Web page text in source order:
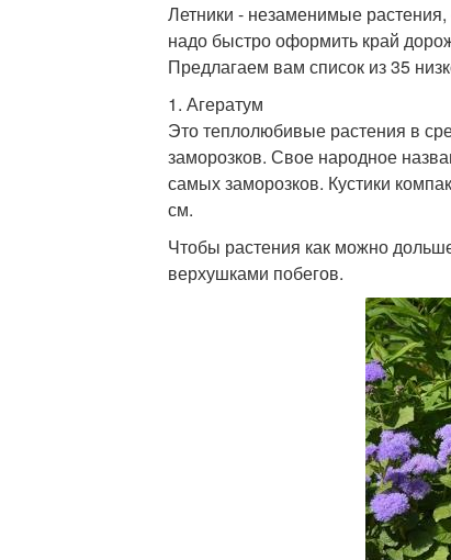
Летники - незаменимые
надо быстро оформить край
Предлагаем вам список из 35
1. Агератум
Это теплолюбивые растения в
заморозков. Свое народное
самых заморозков. Кустики
см.
Чтобы растения как можно
верхушками побегов.